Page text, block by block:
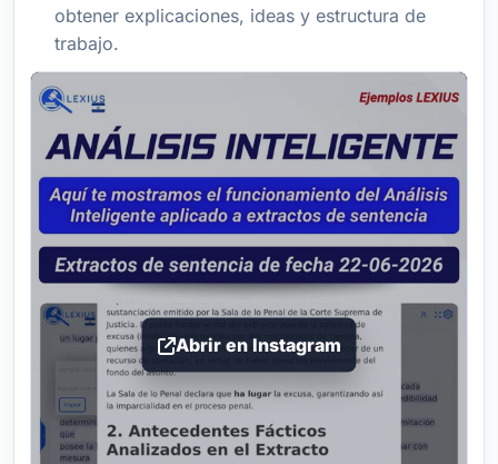
obtener explicaciones, ideas y estructura de
trabajo.
Abrir en Instagram